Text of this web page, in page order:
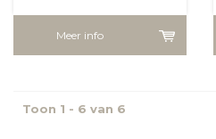
Meer info
Toon 1 - 6 van 6